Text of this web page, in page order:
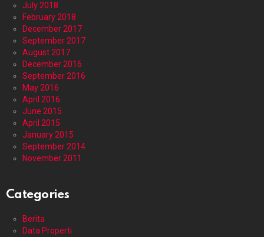
July 2018
February 2018
December 2017
September 2017
August 2017
December 2016
September 2016
May 2016
April 2016
June 2015
April 2015
January 2015
September 2014
November 2011
Categories
Berita
Data Properti